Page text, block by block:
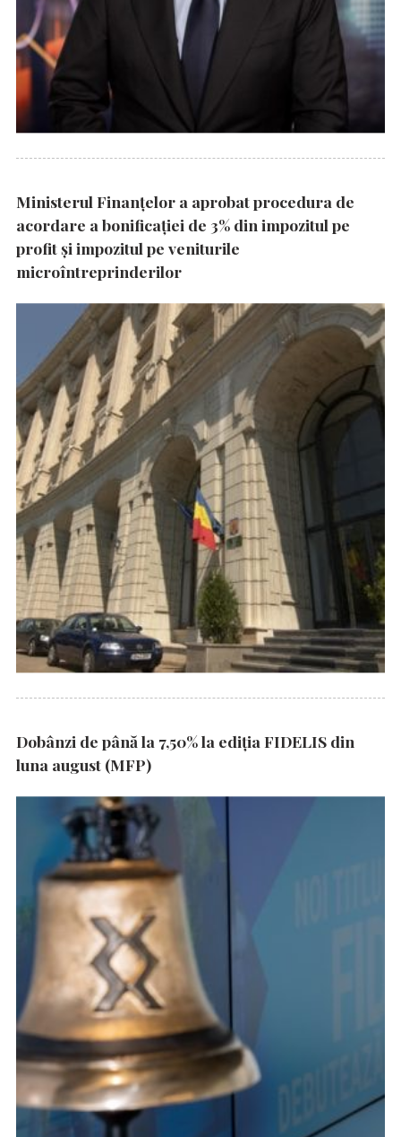
Ministerul Finanțelor a aprobat procedura de
acordare a bonificației de 3% din impozitul pe
profit și impozitul pe veniturile
microîntreprinderilor
Dobânzi de până la 7,50% la ediția FIDELIS din
luna august (MFP)